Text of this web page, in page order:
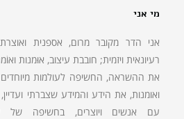
מי אני
אני הדר מקובר מרום, אספנית
רעיונאית ויזמית; חובבת עיצוב, אוּמנות
את ההשראה, החשיפה לעולמות
ואומנות, את הידע והמידע שצברתי
עם אנשים ויוצרים, בחשיפה של